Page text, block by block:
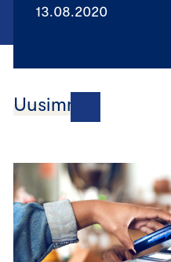
13.08.2020
Uusimmat